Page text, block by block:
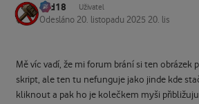
dad18 Uživatel
Odesláno 20. listopadu 2025 20. lis
Mě víc vadí, že mi forum brání si ten obrázek
skript, ale ten tu nefunguje jako jinde kde
kliknout a pak ho je kolečkem myši